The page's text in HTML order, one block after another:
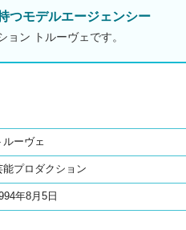
つモデルエージェンシー
ョン トルーヴェです。
ルーヴェ
能プロダクション
年8月5日